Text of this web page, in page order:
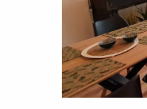
Entre amis